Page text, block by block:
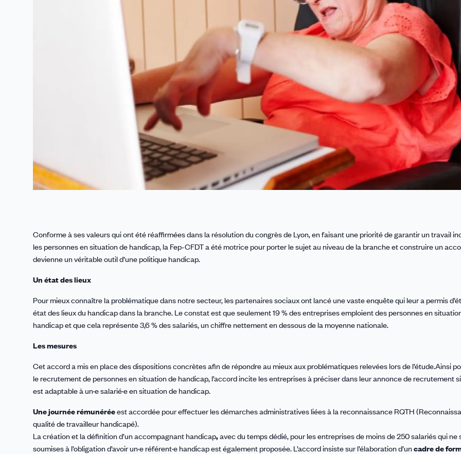
Conforme à ses valeurs qui ont été réaffirmées dans la résolution du congrès de Lyon, en faisant une priorité de garantir un travail
les personnes en situation de handicap, la Fep-CFDT a été motrice pour porter le sujet au niveau de la branche et construire un
devienne un véritable outil d’une politique handicap.
Un état des lieux
Pour mieux connaître la problématique dans notre secteur, les partenaires sociaux ont lancé une vaste enquête qui leur a permis
état des lieux du handicap dans la branche. Le constat est que seulement 19 % des entreprises emploient des personnes en
handicap et que cela représente 3,6 % des salariés, un chiffre nettement en dessous de la moyenne nationale.
Les mesures
Cet accord a mis en place des dispositions concrètes afin de répondre au mieux aux problématiques relevées lors de l’étude.Ainsi
le recrutement de personnes en situation de handicap, l’accord incite les entreprises à préciser dans leur annonce de recrutement
est adaptable à un·e salarié·e en situation de handicap.
Une journée rémunéréeest accordée pour effectuer les démarches administratives liées à la reconnaissance RQTH
qualité de travailleur handicapé).
La création et la définition d’un accompagnant handicap, avec du temps dédié, pour les entreprises de moins de 250 salariés qui ne
soumises à l’obligation d’avoir un·e référent·e handicap est également proposée. L’accord insiste sur l’élaboration d’uncadre de